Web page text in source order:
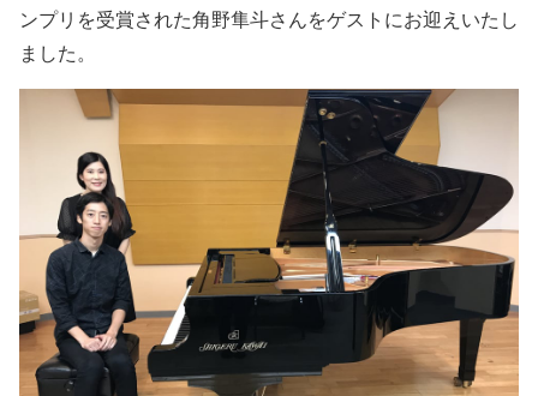
ンプリを受賞された角野隼斗さんをゲストにお迎えいたし
ました。